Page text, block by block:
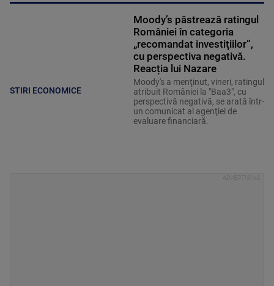
STIRI ECONOMICE
Moody’s păstrează ratingul
României în categoria
„recomandat investiţiilor”,
cu perspectiva negativă.
Reacția lui Nazare
Moody's a menţinut, vineri, ratingul
atribuit României la "Baa3", cu
perspectivă negativă, se arată într-
un comunicat al agenţiei de
evaluare financiară.